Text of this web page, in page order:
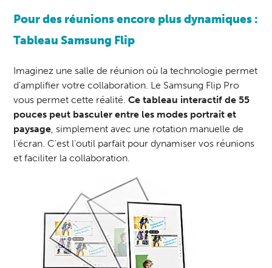
Pour des réunions encore plus dynamiques :
Tableau Samsung Flip
Imaginez une salle de réunion où la technologie permet
d’amplifier votre collaboration. Le Samsung Flip Pro
vous permet cette réalité.Ce tableau interactif de 55
pouces peut basculer entre les modes portrait et
paysage, simplement avec une rotation manuelle de
l’écran. C'est l'outil parfait pour dynamiser vos réunions
et faciliter la collaboration.